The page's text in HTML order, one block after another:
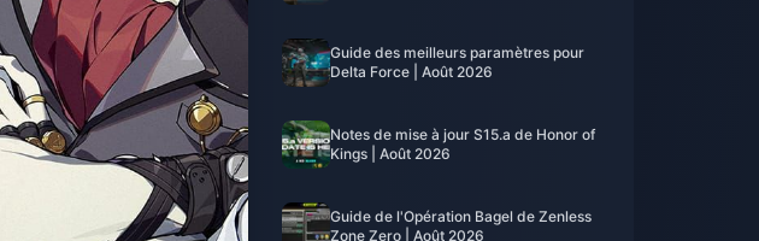
Guide des meilleurs paramètres pour
Delta Force | Août 2026
Notes de mise à jour S15.a de Honor of
Kings | Août 2026
Guide de l'Opération Bagel de Zenless
Zone Zero | Août 2026